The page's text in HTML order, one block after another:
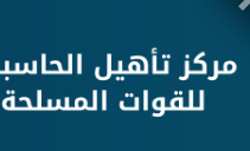
Next